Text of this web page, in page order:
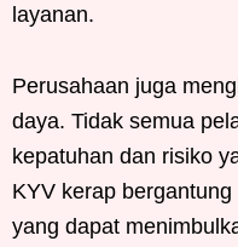
layanan.
Perusahaan juga
daya. Tidak semua
kepatuhan dan risiko
KYV kerap
yang dapat